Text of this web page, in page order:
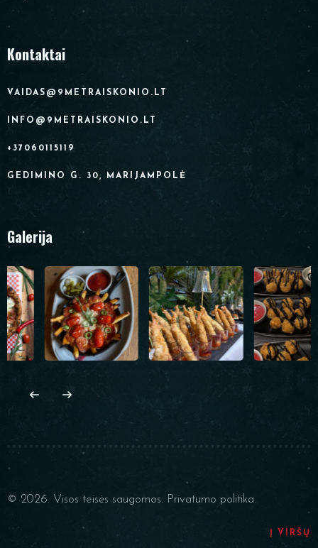
Kontaktai
VAIDAS@9METRAISKONIO.LT
INFO@9METRAISKONIO.LT
+37060115119
GEDIMINO G. 30, MARIJAMPOLĖ
Galerija
© 2026. Visos teisės saugomos. Privatumo politika.
Į VIRŠŲ